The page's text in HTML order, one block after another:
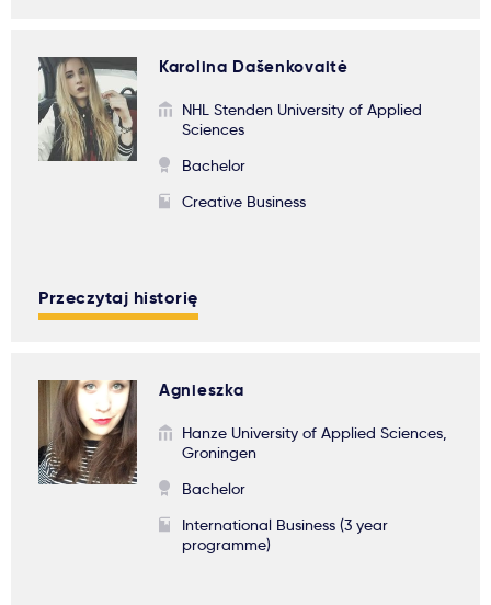
Karolina Dašenkovaitė
NHL Stenden University of Applied
Sciences
Bachelor
Creative Business
Przeczytaj historię
Agnieszka
Hanze University of Applied Sciences,
Groningen
Bachelor
International Business (3 year
programme)